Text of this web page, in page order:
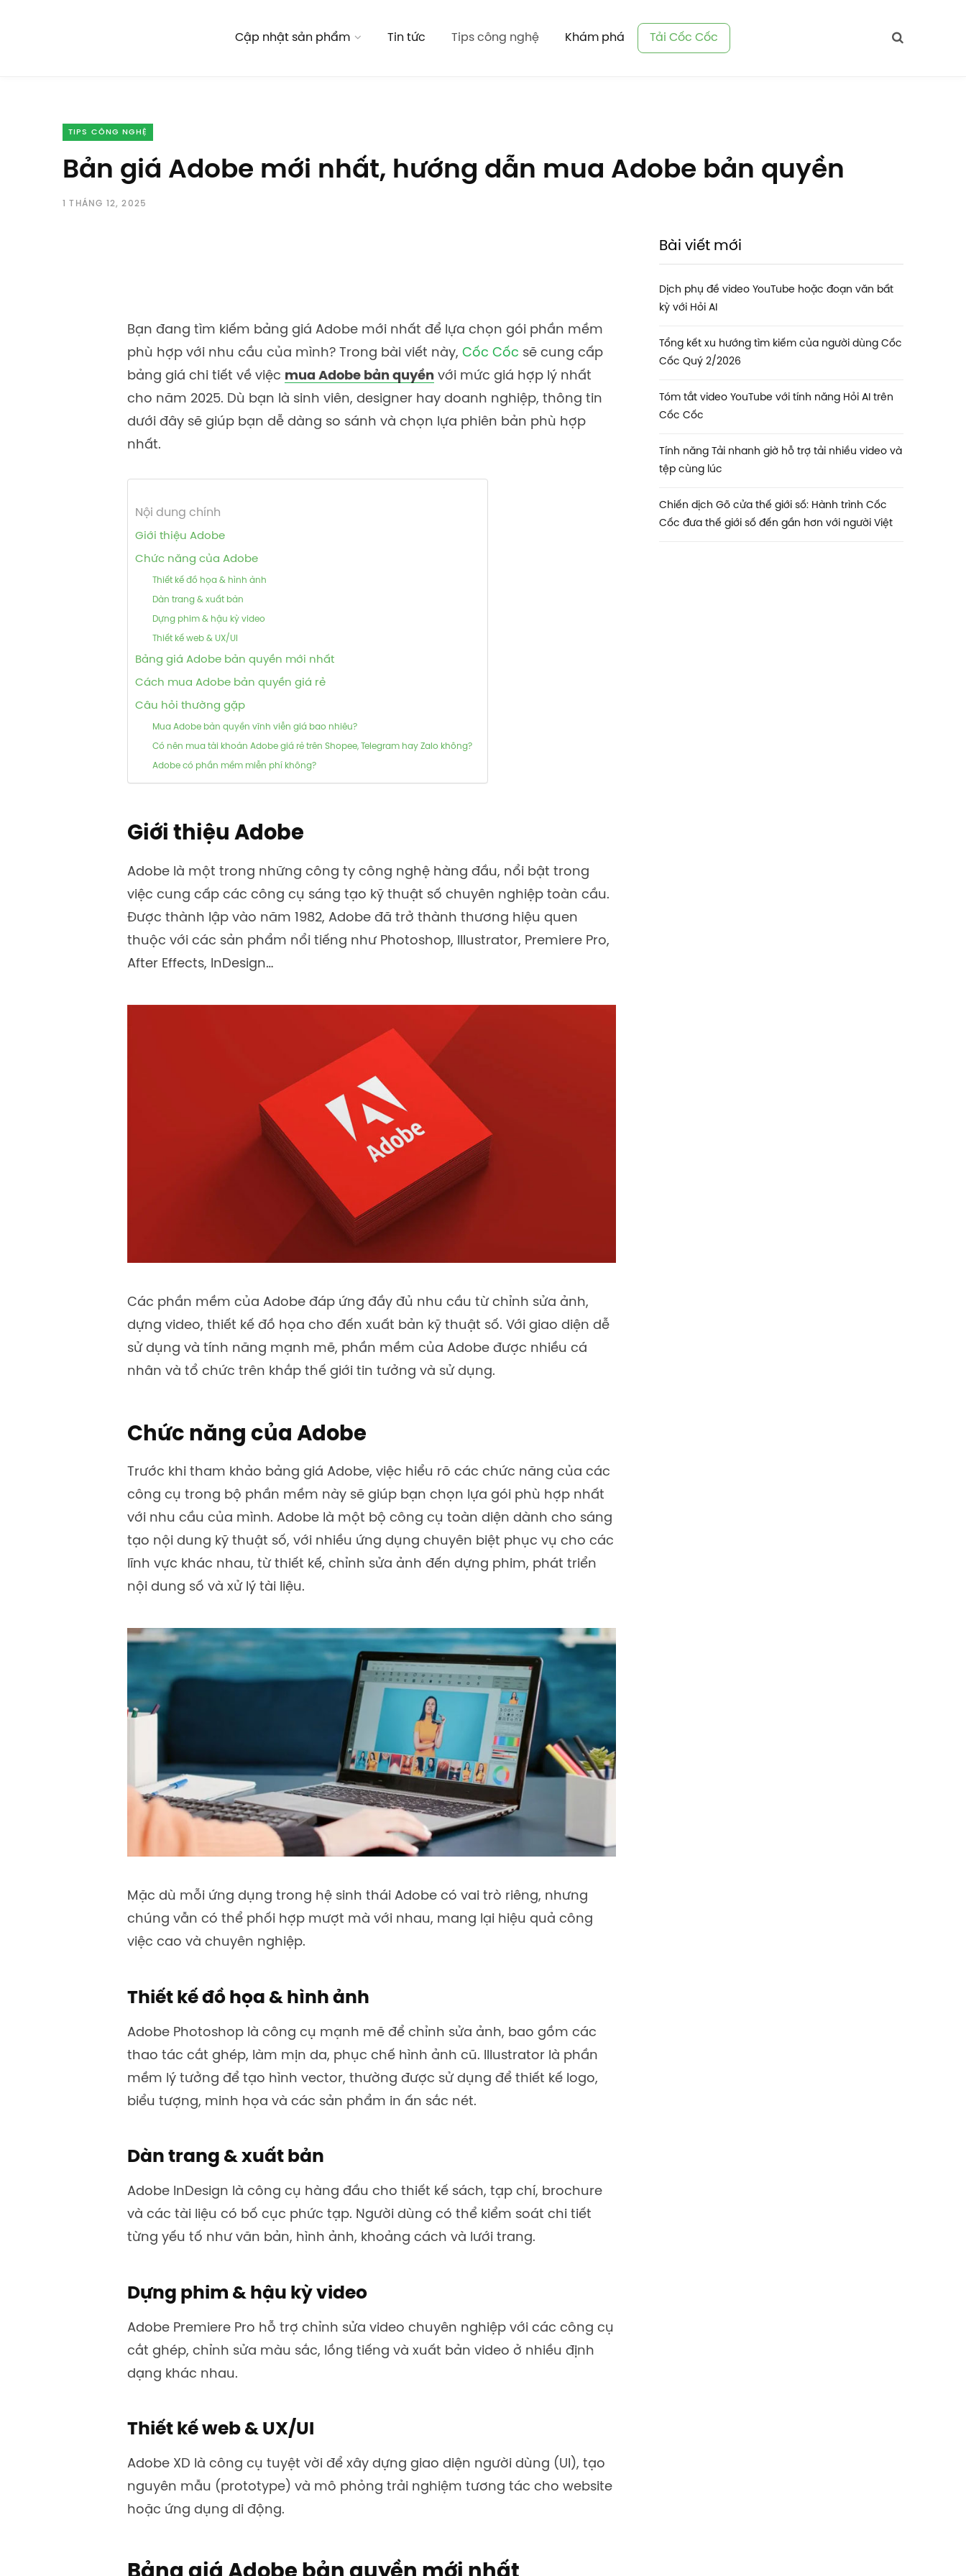
Cập nhật sản phẩm Tin tức Tips công nghệ Khám phá Tải Cốc Cốc
TIPS CÔNG NGHỆ
Bản giá Adobe mới nhất, hướng dẫn mua Adobe bản quyền
1 THÁNG 12, 2025
Bạn đang tìm kiếm bảng giá Adobe mới nhất để lựa chọn gói phần mềm
phù hợp với nhu cầu của mình? Trong bài viết này, Cốc Cốc sẽ cung cấp
bảng giá chi tiết về việc mua Adobe bản quyền với mức giá hợp lý nhất
cho năm 2025. Dù bạn là sinh viên, designer hay doanh nghiệp, thông tin
dưới đây sẽ giúp bạn dễ dàng so sánh và chọn lựa phiên bản phù hợp
nhất.
Nội dung chính
Giới thiệu Adobe
Chức năng của Adobe
Thiết kế đồ họa & hình ảnh
Dàn trang & xuất bản
Dựng phim & hậu kỳ video
Thiết kế web & UX/UI
Bảng giá Adobe bản quyền mới nhất
Cách mua Adobe bản quyền giá rẻ
Câu hỏi thường gặp
Mua Adobe bản quyền vĩnh viễn giá bao nhiêu?
Có nên mua tài khoản Adobe giá rẻ trên Shopee, Telegram hay Zalo không?
Adobe có phần mềm miễn phí không?
Giới thiệu Adobe
Adobe là một trong những công ty công nghệ hàng đầu, nổi bật trong
việc cung cấp các công cụ sáng tạo kỹ thuật số chuyên nghiệp toàn cầu.
Được thành lập vào năm 1982, Adobe đã trở thành thương hiệu quen
thuộc với các sản phẩm nổi tiếng như Photoshop, Illustrator, Premiere Pro,
After Effects, InDesign…
Các phần mềm của Adobe đáp ứng đầy đủ nhu cầu từ chỉnh sửa ảnh,
dựng video, thiết kế đồ họa cho đến xuất bản kỹ thuật số. Với giao diện dễ
sử dụng và tính năng mạnh mẽ, phần mềm của Adobe được nhiều cá
nhân và tổ chức trên khắp thế giới tin tưởng và sử dụng.
Chức năng của Adobe
Trước khi tham khảo bảng giá Adobe, việc hiểu rõ các chức năng của các
công cụ trong bộ phần mềm này sẽ giúp bạn chọn lựa gói phù hợp nhất
với nhu cầu của mình. Adobe là một bộ công cụ toàn diện dành cho sáng
tạo nội dung kỹ thuật số, với nhiều ứng dụng chuyên biệt phục vụ cho các
lĩnh vực khác nhau, từ thiết kế, chỉnh sửa ảnh đến dựng phim, phát triển
nội dung số và xử lý tài liệu.
Mặc dù mỗi ứng dụng trong hệ sinh thái Adobe có vai trò riêng, nhưng
chúng vẫn có thể phối hợp mượt mà với nhau, mang lại hiệu quả công
việc cao và chuyên nghiệp.
Thiết kế đồ họa & hình ảnh
Adobe Photoshop là công cụ mạnh mẽ để chỉnh sửa ảnh, bao gồm các
thao tác cắt ghép, làm mịn da, phục chế hình ảnh cũ. Illustrator là phần
mềm lý tưởng để tạo hình vector, thường được sử dụng để thiết kế logo,
biểu tượng, minh họa và các sản phẩm in ấn sắc nét.
Dàn trang & xuất bản
Adobe InDesign là công cụ hàng đầu cho thiết kế sách, tạp chí, brochure
và các tài liệu có bố cục phức tạp. Người dùng có thể kiểm soát chi tiết
từng yếu tố như văn bản, hình ảnh, khoảng cách và lưới trang.
Dựng phim & hậu kỳ video
Adobe Premiere Pro hỗ trợ chỉnh sửa video chuyên nghiệp với các công cụ
cắt ghép, chỉnh sửa màu sắc, lồng tiếng và xuất bản video ở nhiều định
dạng khác nhau.
Thiết kế web & UX/UI
Adobe XD là công cụ tuyệt vời để xây dựng giao diện người dùng (UI), tạo
nguyên mẫu (prototype) và mô phỏng trải nghiệm tương tác cho website
hoặc ứng dụng di động.
Bài viết mới
Dịch phụ đề video YouTube hoặc đoạn văn bất
kỳ với Hỏi AI
Tổng kết xu hướng tìm kiếm của người dùng Cốc
Cốc Quý 2/2026
Tóm tắt video YouTube với tính năng Hỏi AI trên
Cốc Cốc
Tính năng Tải nhanh giờ hỗ trợ tải nhiều video và
tệp cùng lúc
Chiến dịch Gõ cửa thế giới số: Hành trình Cốc
Cốc đưa thế giới số đến gần hơn với người Việt